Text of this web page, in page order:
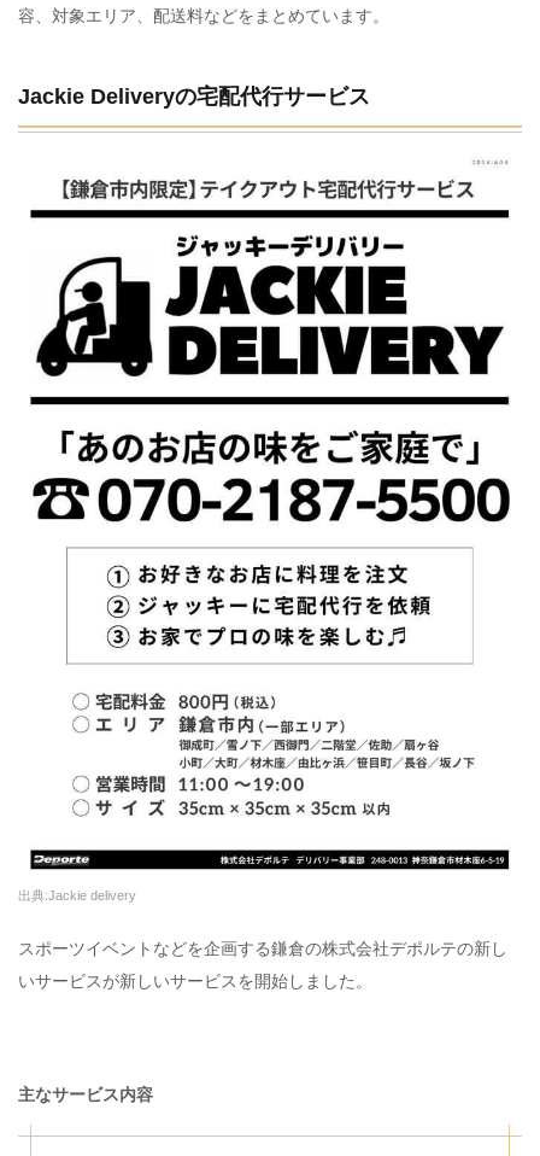
容、対象エリア、配送料などをまとめています。
Jackie Deliveryの宅配代行サービス
出典:Jackie delivery
スポーツイベントなどを企画する鎌倉の株式会社デポルテの新し
いサービスが新しいサービスを開始しました。
主なサービス内容